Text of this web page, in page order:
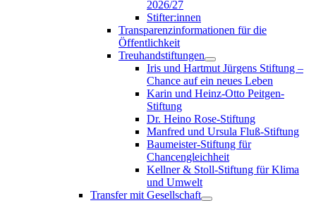
2026/27
Stifter:innen
Transparenzinformationen für die
Öffentlichkeit
Treuhandstiftungen
Iris und Hartmut Jürgens Stiftung –
Chance auf ein neues Leben
Karin und Heinz-Otto Peitgen-
Stiftung
Dr. Heino Rose-Stiftung
Manfred und Ursula Fluß-Stiftung
Baumeister-Stiftung für
Chancengleichheit
Kellner & Stoll-Stiftung für Klima
und Umwelt
Transfer mit Gesellschaft